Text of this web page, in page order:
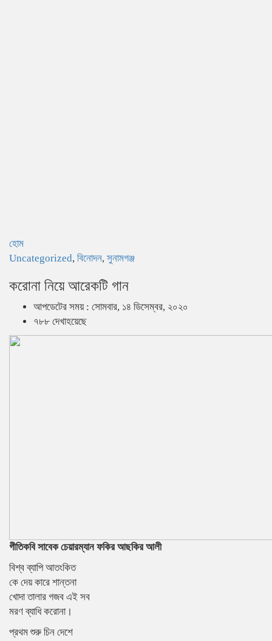
হোম
Uncategorized, বিনোদন, সুনামগঞ্জ
করোনা নিয়ে আরেকটি গান
আপডেটের সময় : সোমবার, ১৪ ডিসেম্বর, ২০২০
৭৮৮ দেখাহয়েছে
গীতিকবি সাবেক চেয়ারম্যান ফকির আছকির আলী
বিশ্ব ব্যাপি আতংকিত
কে দেয় কারে শান্তনা
খোদা তালার গজব এই সব
মরণ ব্যাধি করোনা।
প্রথম শুরু চিন দেশে